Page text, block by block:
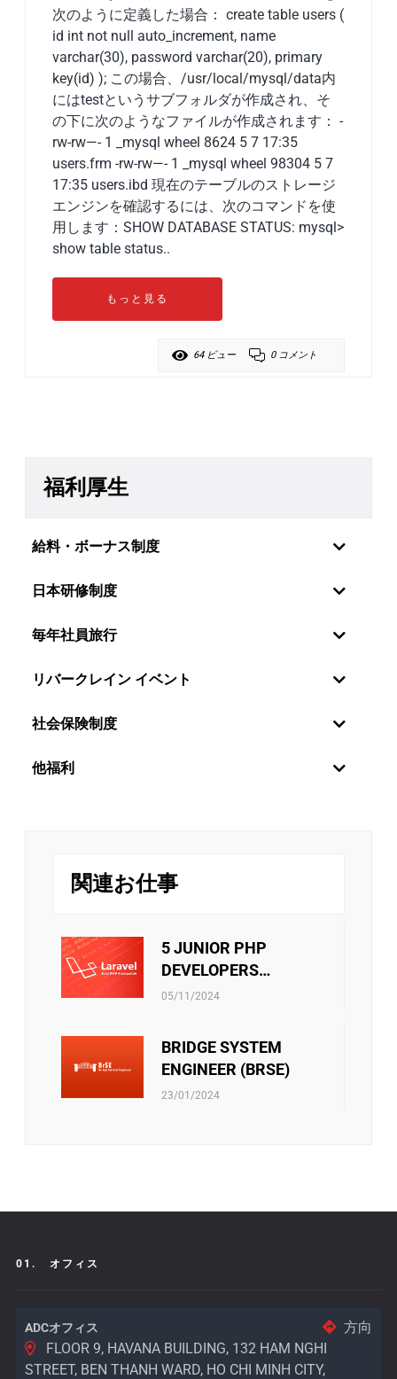
次のように定義した場合： create table users (
id int not null auto_increment, name
varchar(30), password varchar(20), primary
key(id) ); この場合、/usr/local/mysql/data内
にはtestというサブフォルダが作成され、そ
の下に次のようなファイルが作成されます： -
rw-rw—- 1 _mysql wheel 8624 5 7 17:35
users.frm -rw-rw—- 1 _mysql wheel 98304 5 7
17:35 users.ibd 現在のテーブルのストレージ
エンジンを確認するには、次のコマンドを使
用します：SHOW DATABASE STATUS: mysql>
show table status..
もっと見る
64 ビュー 0 コメント
福利厚生
給料・ボーナス制度
レーンベトナムは特に年2回の定期昇給制度を設
日本研修制度
毎年社員旅行
楽しませています。エキサイティングなガラディナーや
チームビルディングゲームは、リバークレインのメンバ
リバークレイン イベント
チームビルディング・ファミリーデー・お夏休
機会です。ご家族員に連携する際にはそれも誇り
に言われています。
社会保険制度
リバークレーンベトナムは従業員に社会保険、医療保
サポートしています。さらに、他の保険契約も考慮さ
れ、検討されています。
他福利
社員向けの活動をサポートすることもあります。 ・文
化・芸術・スポーツクラブの運営費用 ・技術研究の教科
また会社政策通り、他のベネフィットもあります。
関連お仕事
5 JUNIOR PHP
DEVELOPERS
(LARAVEL)
05/11/2024
BRIDGE SYSTEM
ENGINEER (BRSE)
23/01/2024
01. オフィス
ADCオフィス
方向
FLOOR 9, HAVANA BUILDING, 132 HAM NGHI
STREET, BEN THANH WARD, HO CHI MINH CITY,